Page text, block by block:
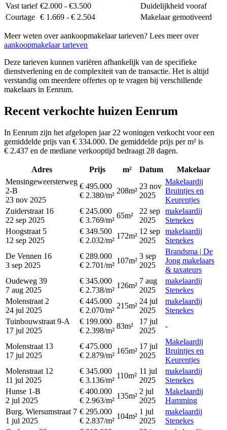
Vast tarief €2.000 - €3.500
Duidelijkheid vooraf
Courtage € 1.669 - € 2.504 Makelaar gemotiveerd
Meer weten over aankoopmakelaar tarieven? Lees meer over
aankoopmakelaar tarieven
Deze tarieven kunnen variëren afhankelijk van de specifieke
dienstverlening en de complexiteit van de transactie. Het is altijd
verstandig om meerdere offertes op te vragen bij verschillende
makelaars in Eenrum.
Recent verkochte huizen Eenrum
In Eenrum zijn het afgelopen jaar 22 woningen verkocht voor een
gemiddelde prijs van € 334.000. De gemiddelde prijs per m² is
€ 2.437 en de mediane verkooptijd bedraagt 28 dagen.
Adres Prijs m² Datum
Makelaar
Mensingeweersterweg
2-B
23 nov 2025
€ 495.000
€ 2.380/m²
208m²
23 nov
2025
Makelaardij
Bruintjes en
Keurentjes
Zuiderstraat 16
22 sep 2025
€ 245.000
€ 3.769/m²
65m²
22 sep
2025
makelaardij
Stenekes
Hoogstraat 5
12 sep 2025
€ 349.500
€ 2.032/m²
172m²
12 sep
2025
makelaardij
Stenekes
De Vennen 16
3 sep 2025
€ 289.000
€ 2.701/m²
107m²
3 sep
2025
Brandsma | De
Jong makelaars
& taxateurs
Oudeweg 39
7 aug 2025
€ 345.000
€ 2.738/m²
126m²
7 aug
2025
makelaardij
Stenekes
Molenstraat 2
24 jul 2025
€ 445.000
€ 2.070/m²
215m²
24 jul
2025
makelaardij
Stenekes
Tuinbouwstraat 9-A
17 jul 2025
€ 199.000
€ 2.398/m²
83m²
17 jul
2025
-
Molenstraat 13
17 jul 2025
€ 475.000
€ 2.879/m²
165m²
17 jul
2025
Makelaardij
Bruintjes en
Keurentjes
Molenstraat 12
11 jul 2025
€ 345.000
€ 3.136/m²
110m²
11 jul
2025
makelaardij
Stenekes
Hunse 1-B
2 jul 2025
€ 400.000
€ 2.963/m²
135m²
2 jul
2025
Makelaardij
Hamming
Burg. Wiersumstraat 7
1 jul 2025
€ 295.000
€ 2.837/m²
104m²
1 jul
2025
makelaardij
Stenekes